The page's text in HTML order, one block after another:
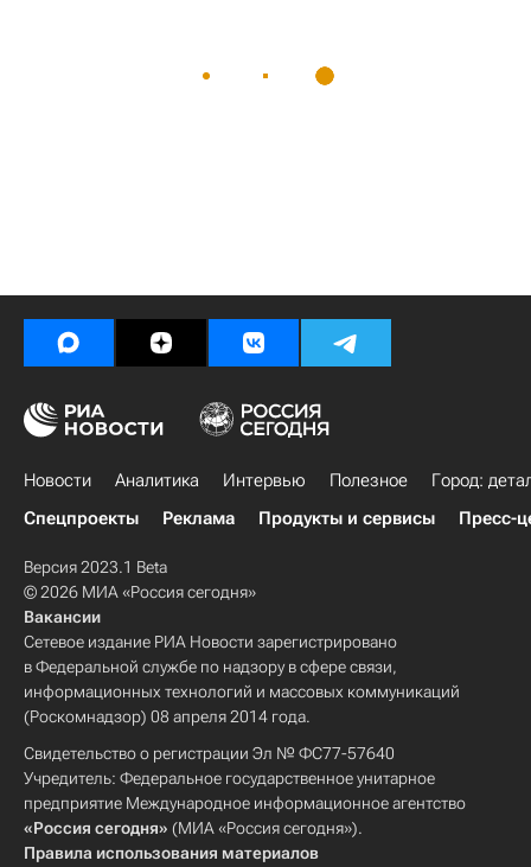
Новости Аналитика Интервью Полезное
Город:
Спецпроекты
Реклама Продукты и сервисы Пресс-
Версия 2023.1 Beta
© 2026 МИА «Россия сегодня»
Вакансии
Сетевое издание РИА Новости зарегистрировано
в Федеральной службе по надзору в сфере связи,
информационных технологий и массовых коммуникаций
(Роскомнадзор) 08 апреля 2014 года.
Свидетельство о регистрации Эл № ФС77-57640
Учредитель: Федеральное государственное унитарное
предприятие Международное информационное агентство
«Россия сегодня» (МИА «Россия сегодня»).
Правила использования материалов